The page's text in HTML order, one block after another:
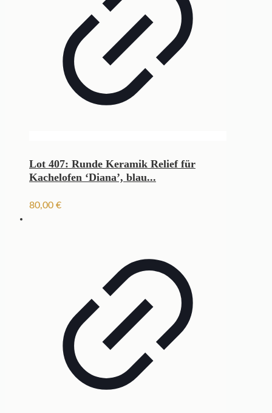
Lot 407: Runde Keramik Relief für
Kachelofen ‘Diana’, blau...
80,00 €